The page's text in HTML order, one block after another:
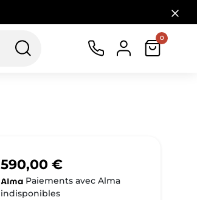
0
590,00 €
Paiements avec Alma
indisponibles